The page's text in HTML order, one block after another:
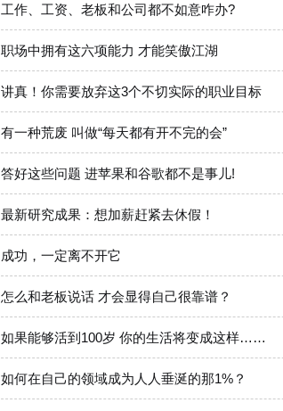
工作、工资、老板和公司都不如意咋办?
职场中拥有这六项能力 才能笑傲江湖
讲真！你需要放弃这3个不切实际的职业目标
有一种荒废 叫做“每天都有开不完的会”
答好这些问题 进苹果和谷歌都不是事儿!
最新研究成果：想加薪赶紧去休假！
成功，一定离不开它
怎么和老板说话 才会显得自己很靠谱？
如果能够活到100岁 你的生活将变成这样……
如何在自己的领域成为人人垂涎的那1%？